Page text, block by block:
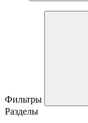
Фильтры
Разделы